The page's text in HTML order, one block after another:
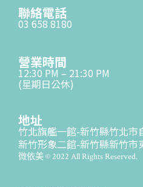
聯絡電話
03 658 8180
營業時間
12:30 PM – 21:30 PM
(星期日公休)
地址
竹北旗艦一館-新竹縣竹北市
新竹形象二館-新竹縣新竹市
微依美 © 2022 All Rights Reserved.